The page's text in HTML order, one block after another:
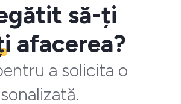
să-ți
afacerea?
a solicita o